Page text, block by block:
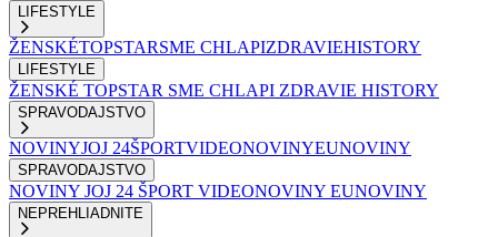
LIFESTYLE
ŽENSKÉTOPSTARSME CHLAPIZDRAVIEHISTORY
LIFESTYLE
ŽENSKÉ TOPSTAR SME CHLAPI ZDRAVIE HISTORY
SPRAVODAJSTVO
NOVINYJOJ 24ŠPORTVIDEONOVINYEUNOVINY
SPRAVODAJSTVO
NOVINY JOJ 24 ŠPORT VIDEONOVINY EUNOVINY
NEPREHLIADNITE